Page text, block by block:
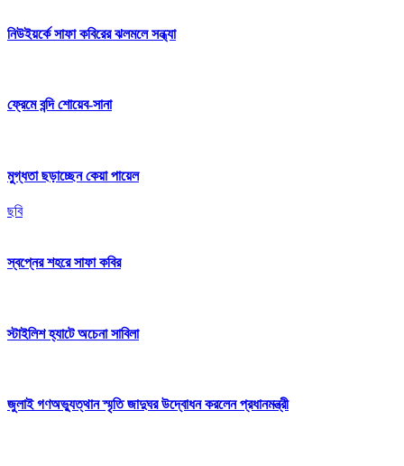
নিউইয়র্কে সাফা কবিরের ঝলমলে সন্ধ্যা
ফ্রেমে বন্দি শোয়েব-সানা
মুগ্ধতা ছড়াচ্ছেন কেয়া পায়েল
ছবি
স্বপ্নের শহরে সাফা কবির
স্টাইলিশ হ্যাটে অচেনা সাবিলা
জুলাই গণঅভ্যুত্থান স্মৃতি জাদুঘর উদ্বোধন করলেন প্রধানমন্ত্রী